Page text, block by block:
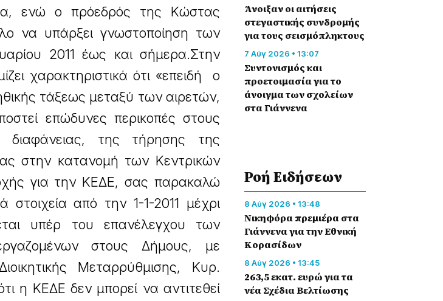
ενώ ο πρόεδρός της Κώστας
να υπάρξει γνωστοποίηση των
2011 έως και σήμερα.Στην
χαρακτηριστικά ότι «επειδή ο
τάξεως μεταξύ των αιρετών,
επώδυνες περικοπές στους
της τήρησης της
στην κατανομή των Κεντρικών
για την ΚΕΔΕ, σας παρακαλώ
από την 1-1-2011 μέχρι
υπέρ του επανέλεγχου των
στους Δήμους, με
Μεταρρύθμισης, Κυρ.
η ΚΕΔΕ δεν μπορεί να αντιτεθεί
Άνοιξαν οι αιτήσεις
στεγαστικής συνδρομής
για τους σεισμόπληκτους
7 Αύγ 2026 • 13:07
Συντονισμός και
προετοιμασία για το
άνοιγμα των σχολείων
στα Γιάννενα
Ροή Eιδήσεων
8 Αύγ 2026 • 13:48
Nικηφόρα πρεμιέρα στα
Γιάννενα για την Εθνική
Κορασίδων
8 Αύγ 2026 • 13:45
263,5 εκατ. ευρώ για τα
νέα Σχέδια Βελτίωσης